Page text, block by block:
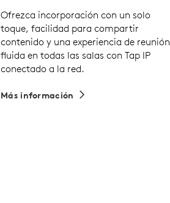
Ofrezca incorporación con un solo
toque, facilidad para compartir
contenido y una experiencia de reunión
fluida en todas las salas con Tap IP
conectado a la red.
Más información